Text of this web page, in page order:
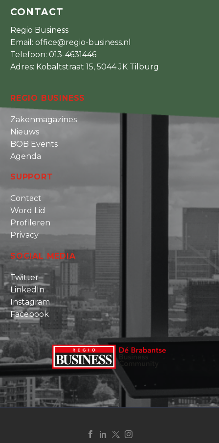
CONTACT
Regio Business
Email: office@regio-business.nl
Telefoon: 013-4631446
Adres: Kobaltstraat 15, 5044 JK Tilburg
REGIO BUSINESS
Zakenmagazines
Nieuws
BOB Events
Agenda
SUPPORT
Contact
Word Lid
Profileren
Privacy
SOCIAL MEDIA
Twitter
LinkedIn
Instagram
Facebook